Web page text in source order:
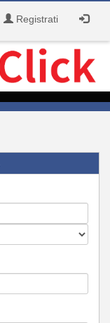
Registrati